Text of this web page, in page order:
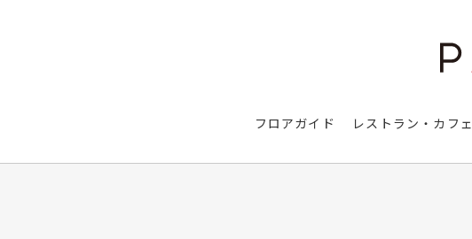
フロアガイド レストラン・カフェ